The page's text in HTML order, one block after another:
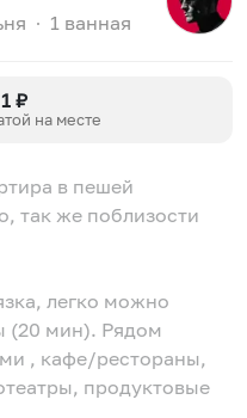
∙ 1 ванная
₽
на месте
в пешей
так же поблизости
легко можно
(20 мин). Рядом
, кафе/рестораны,
продуктовые